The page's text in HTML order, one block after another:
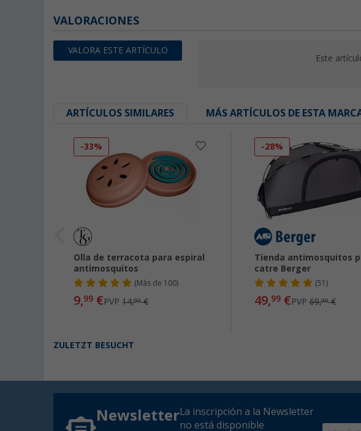
VALORACIONES
VALORA ESTE ARTÍCULO
Este
ARTÍCULOS SIMILARES MÁS ARTÍCULOS DE ESTA
-33%
Olla de terracota para espiral
antimosquitos
( Más de 100)
9,99 €PVP14,99€
-28%
Tienda antimosquitos
catre Berger
(51)
49,99€PVP 69,99€
ZULETZT BESUCHT
NewsletterLa inscripción a la Newsletter
no está disponible